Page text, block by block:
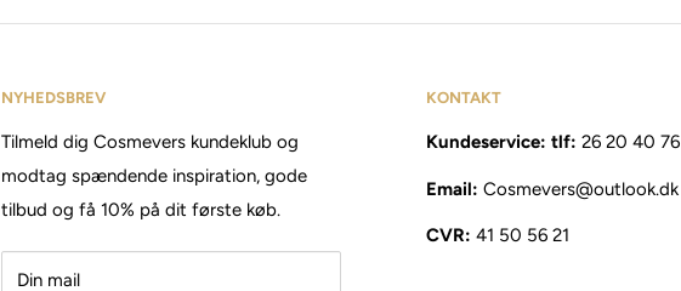
NYHEDSBREV
Tilmeld dig Cosmevers kundeklub og
modtag spændende inspiration, gode
tilbud og få 10% på dit første køb.
Din mail
KONTAKT
Kundeservice: tlf: 26 20 40 76
Email: Cosmevers@outlook.dk
CVR: 41 50 56 21